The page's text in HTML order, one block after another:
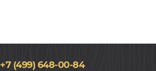
+7 (499) 648-00-84